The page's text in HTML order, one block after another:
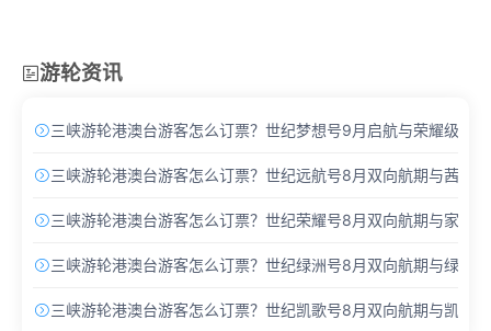
 游轮资讯
三峡游轮港澳台游客怎么订票？世纪梦想号9月启航与荣耀级Pro
三峡游轮港澳台游客怎么订票？世纪远航号8月双向航期与茜茜
三峡游轮港澳台游客怎么订票？世纪荣耀号8月双向航期与家庭
三峡游轮港澳台游客怎么订票？世纪绿洲号8月双向航期与绿洲
三峡游轮港澳台游客怎么订票？世纪凯歌号8月双向航期与凯歌